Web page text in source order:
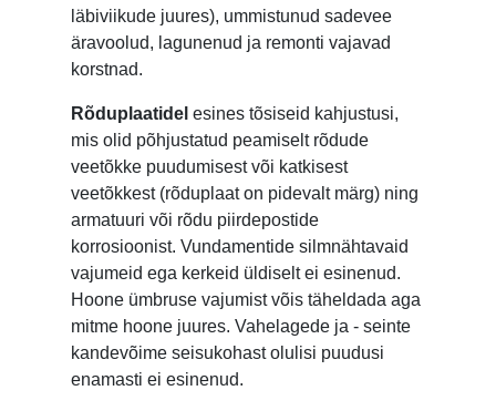
läbiviikude juures), ummistunud sadevee
äravoolud, lagunenud ja remonti vajavad
korstnad.
Rõduplaatidel esines tõsiseid kahjustusi,
mis olid põhjustatud peamiselt rõdude
veetõkke puudumisest või katkisest
veetõkkest (rõduplaat on pidevalt märg) ning
armatuuri või rõdu piirdepostide
korrosioonist. Vundamentide silmnähtavaid
vajumeid ega kerkeid üldiselt ei esinenud.
Hoone ümbruse vajumist võis täheldada aga
mitme hoone juures. Vahelagede ja - seinte
kandevõime seisukohast olulisi puudusi
enamasti ei esinenud.